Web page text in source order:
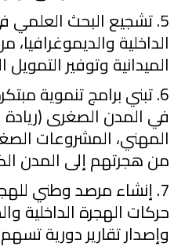
5
.تشجيع البحث العلمي
الداخلية والديموغرافيا،
الميدانية وتوفير التمويل
6. تبني برامج تنموية
في المدن الصغرى (ريادة
المهني، المشروعات
من هجرتهم إلى المدن
7. إنشاء مرصد وطني
حركات الهجرة الداخلية
وإصدار تقارير دورية